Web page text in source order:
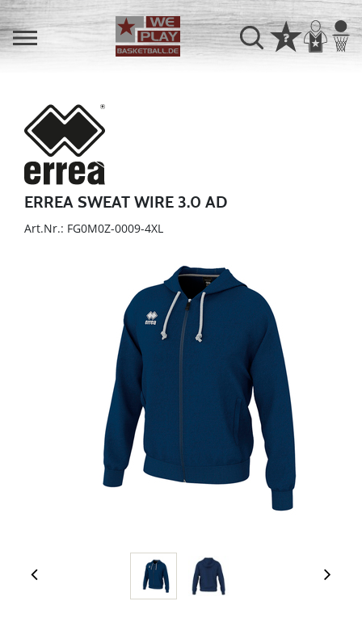
ERREA SWEAT WIRE 3.0 AD
Art.Nr.: FG0M0Z-0009-4XL